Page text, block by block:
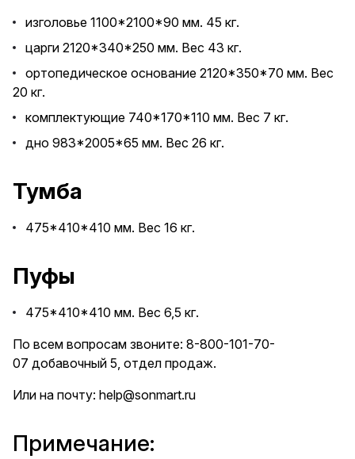
изголовье 1100*2100*90 мм. 45 кг.
царги 2120*340*250 мм. Вес 43 кг.
ортопедическое основание 2120*350*70 мм. Вес
20 кг.
комплектующие 740*170*110 мм. Вес 7 кг.
дно 983*2005*65 мм. Вес 26 кг.
Тумба
475*410*410 мм. Вес 16 кг.
Пуфы
475*410*410 мм. Вес 6,5 кг.
По всем вопросам звоните: 8-800-101-70-
07 добавочный 5, отдел продаж.
Или на почту: help@sonmart.ru
Примечание: